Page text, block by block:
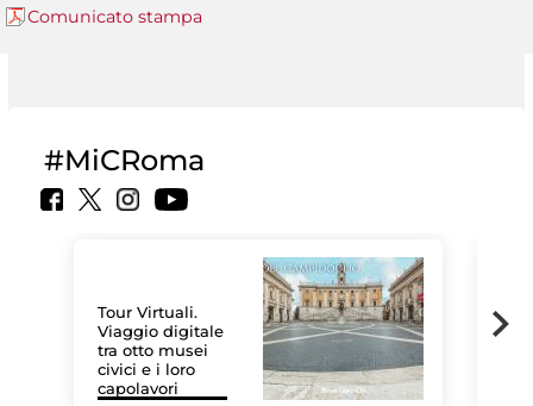
Comunicato stampa
#MiCRoma
Tour Virtuali.
Viaggio digitale
tra otto musei
civici e i loro
capolavori